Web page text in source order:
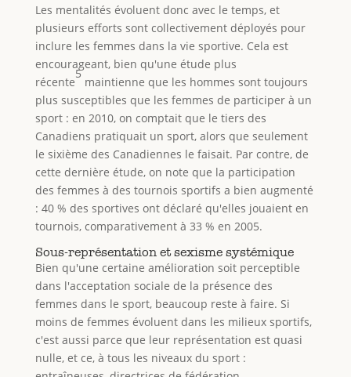
Les mentalités évoluent donc avec le temps, et
plusieurs efforts sont collectivement déployés pour
inclure les femmes dans la vie sportive. Cela est
encourageant, bien qu'une étude plus
récente
5
maintienne que les hommes sont toujours
plus susceptibles que les femmes de participer à un
sport : en 2010, on comptait que le tiers des
Canadiens pratiquait un sport, alors que seulement
le sixième des Canadiennes le faisait. Par contre, de
cette dernière étude, on note que la participation
des femmes à des tournois sportifs a bien augmenté
: 40 % des sportives ont déclaré qu'elles jouaient en
tournois, comparativement à 33 % en 2005.
Sous-représentation et sexisme systémique
Bien qu'une certaine amélioration soit perceptible
dans l'acceptation sociale de la présence des
femmes dans le sport, beaucoup reste à faire. Si
moins de femmes évoluent dans les milieux sportifs,
c'est aussi parce que leur représentation est quasi
nulle, et ce, à tous les niveaux du sport :